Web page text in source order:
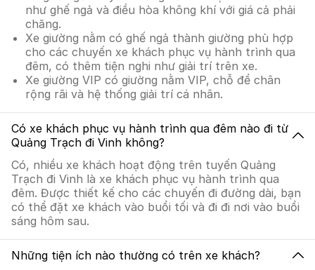
như ghế ngả và điều hòa không khí với giá cả phải
chăng.
Xe giường nằm có ghế ngả thành giường phù hợp
cho các chuyến xe khách phục vụ hành trình qua
đêm, có thêm tiện nghi như giải trí trên xe.
Xe giường VIP có giường nằm VIP, chỗ để chân
rộng rãi và hệ thống giải trí cá nhân.
Có xe khách phục vụ hành trình qua đêm nào đi từ
Quảng Trạch đi Vinh không?
Có, nhiều xe khách hoạt động trên tuyến Quảng
Trạch đi Vinh là xe khách phục vụ hành trình qua
đêm. Được thiết kế cho các chuyến đi đường dài, bạn
có thể đặt xe khách vào buổi tối và đi đi nơi vào buổi
sáng hôm sau.
Những tiện ích nào thường có trên xe khách?